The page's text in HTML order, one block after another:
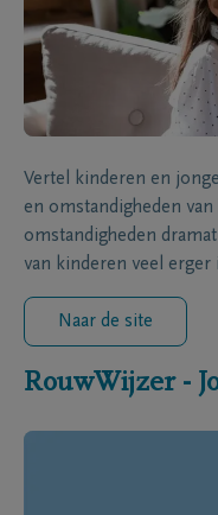
Vertel kinderen en
en omstandigheden
omstandigheden
van kinderen veel erger
Naar de site
RouwWijzer -